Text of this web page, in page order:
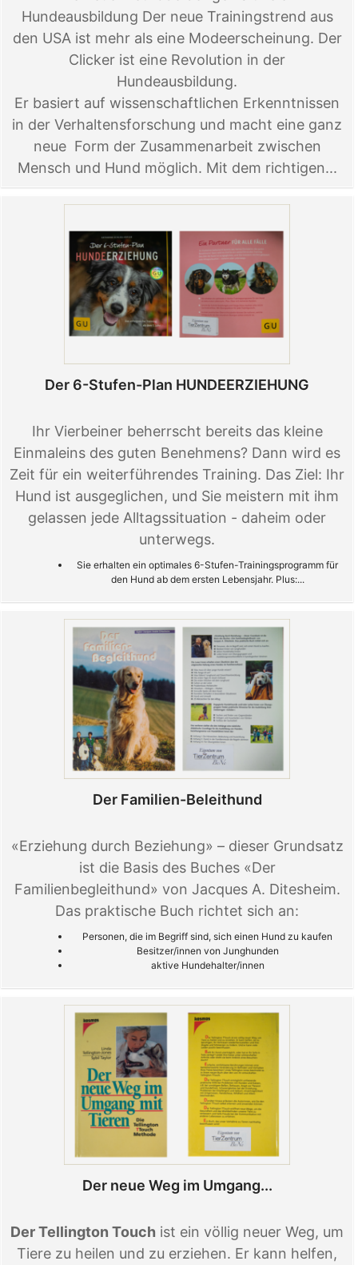
Hundeausbildung Der neue Trainingstrend aus
den USA ist mehr als eine Modeerscheinung. Der
Clicker ist eine Revolution in der
Hundeausbildung.
Er basiert auf wissenschaftlichen Erkenntnissen
in der Verhaltensforschung und macht eine ganz
neue Form der Zusammenarbeit zwischen
Mensch und Hund möglich. Mit dem richtigen...
Der 6-Stufen-Plan HUNDEERZIEHUNG
Ihr Vierbeiner beherrscht bereits das kleine
Einmaleins des guten Benehmens? Dann wird es
Zeit für ein weiterführendes Training. Das Ziel: Ihr
Hund ist ausgeglichen, und Sie meistern mit ihm
gelassen jede Alltagssituation - daheim oder
unterwegs.
Sie erhalten ein optimales 6-Stufen-Trainingsprogramm für
den Hund ab dem ersten Lebensjahr. Plus:...
Der Familien-Beleithund
«Erziehung durch Beziehung» – dieser Grundsatz
ist die Basis des Buches «Der
Familienbegleithund» von Jacques A. Ditesheim.
Das praktische Buch richtet sich an:
Personen, die im Begriff sind, sich einen Hund zu kaufen
Besitzer/innen von Junghunden
aktive Hundehalter/innen
Der neue Weg im Umgang...
Der Tellington Touch ist ein völlig neuer Weg, um
Tiere zu heilen und zu erziehen. Er kann helfen,